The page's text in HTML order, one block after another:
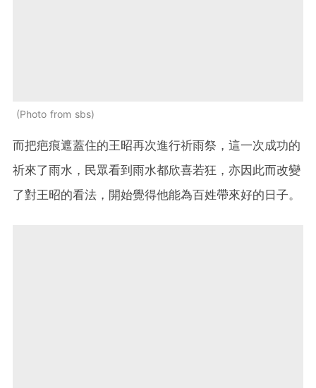
Photo from sbs
而把疤痕遮蓋住的王昭再次進行祈雨祭，這一次成功的
祈來了雨水，民眾看到雨水都欣喜若狂，亦因此而改變
了對王昭的看法，開始覺得他能為百姓帶來好的日子。